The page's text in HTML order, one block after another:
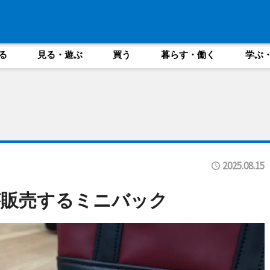
見る・遊ぶ 買う 暮らす・働く 学ぶ
2025.08.15
売するミニバック